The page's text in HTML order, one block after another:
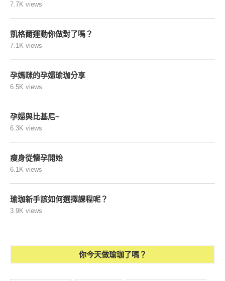
7.7K views
凱格爾運動你做對了嗎？
7.1K views
孕媽咪的孕婦瑜珈分享
6.5K views
孕婦與比基尼~
6.3K views
瘦身從懷孕開始
6.1K views
瑜珈新手該如何選擇課程呢？
3.9K views
你今天做瑜珈了嗎？